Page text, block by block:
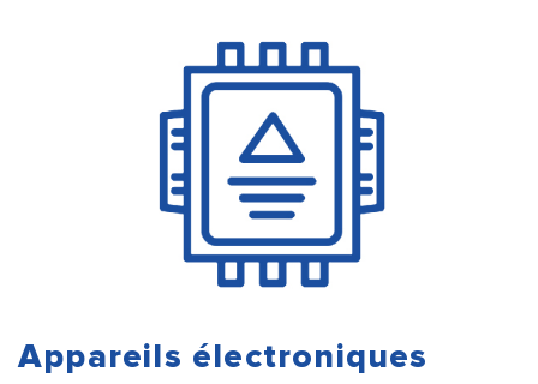
Appareils électroniques